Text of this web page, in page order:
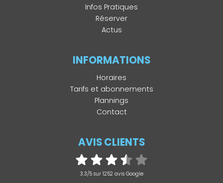
Infos Pratiques
Réserver
Actus
INFORMATIONS
Horaires
Tarifs et abonnements
Plannings
Contact
AVIS CLIENTS
3.3/5 sur 1252 avis Google